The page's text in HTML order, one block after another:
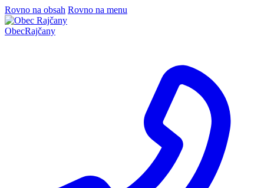
Rovno na obsah Rovno na menu
ObecRajčany